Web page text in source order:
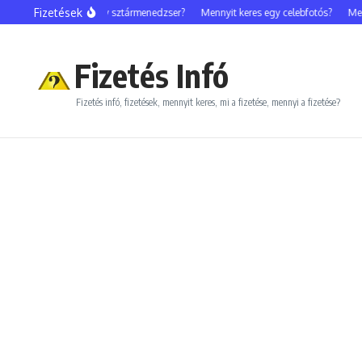
Ugrás a tartalomhoz
Fizetések
Mennyit keres egy sztármenedzser? Mennyit keres egy celebfotós?
Fizetés Infó
Fizetés infó, fizetések, mennyit keres, mi a fizetése, mennyi a fizetése?